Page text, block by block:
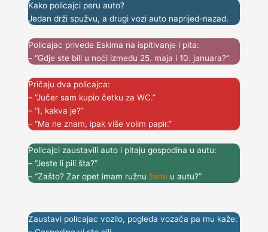
Kako policajci peru auto?
Jedan drži spužvu, a drugi vozi auto naprijed-nazad.
Policajac privede Eskima na ispitivanje i pita:
– “Gdje ste bili u noći između 25. maja i 10. januara?”
Pričaju dva policajca:
– “Jučer sam kupio četku za WC.”
– “I, kakva je?”
– “Ma ne znam, ipak više volim papir.”
Policajci zaustavili auto i pitaju gospodina u autu:
– “Jeste li pili šta?”
– “Zašto? Zar opet imam ružnu ženu u autu?”
Zaustavi policajac vozilo, pogleda vozača pa mu kaže: